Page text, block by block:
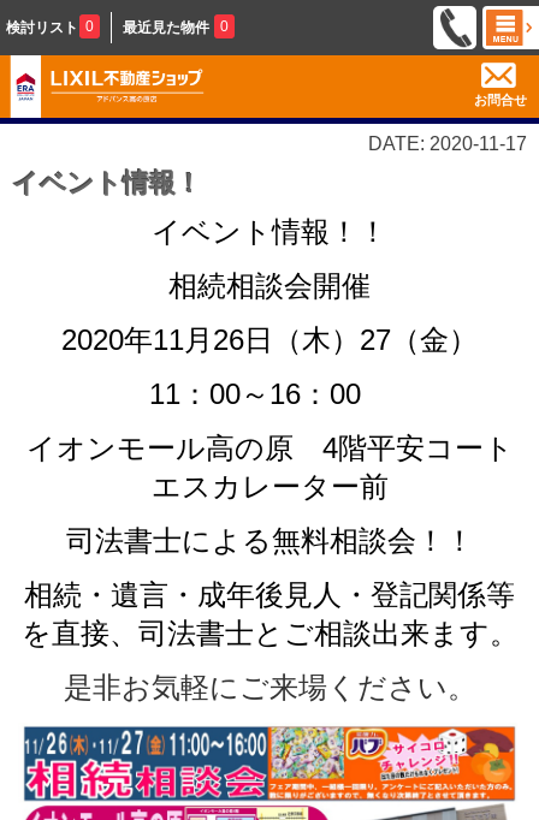
検討リスト 0 最近見た物件 0
お問合せ
DATE: 2020-11-17
イベント情報！
イベント情報！！
相続相談会開催
2020年11月26日（木）27（金）
11：00～16：00
イオンモール高の原 4階平安コート
エスカレーター前
司法書士による無料相談会！！
相続・遺言・成年後見人・登記関係等
を直接、司法書士とご相談出来ます。
是非お気軽にご来場ください。